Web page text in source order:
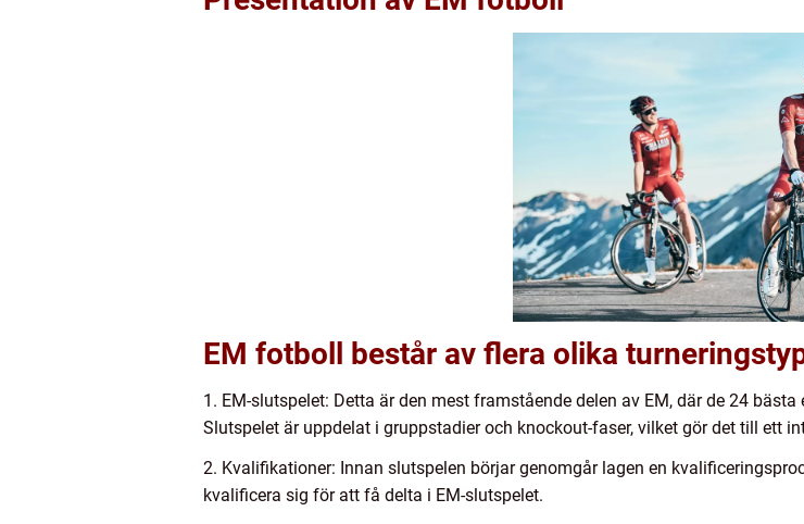
EM fotboll består av flera olika
1. EM-slutspelet: Detta är den mest framstående delen av EM, där de 24
Slutspelet är uppdelat i gruppstadier och knockout-faser, vilket gör det till ett
2. Kvalifikationer: Innan slutspelen börjar genomgår lagen en
kvalificera sig för att få delta i EM-slutspelet.